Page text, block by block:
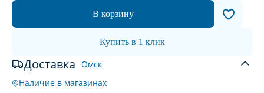
В корзину
Купить в 1 клик
Доставка Омск
Наличие в магазинах